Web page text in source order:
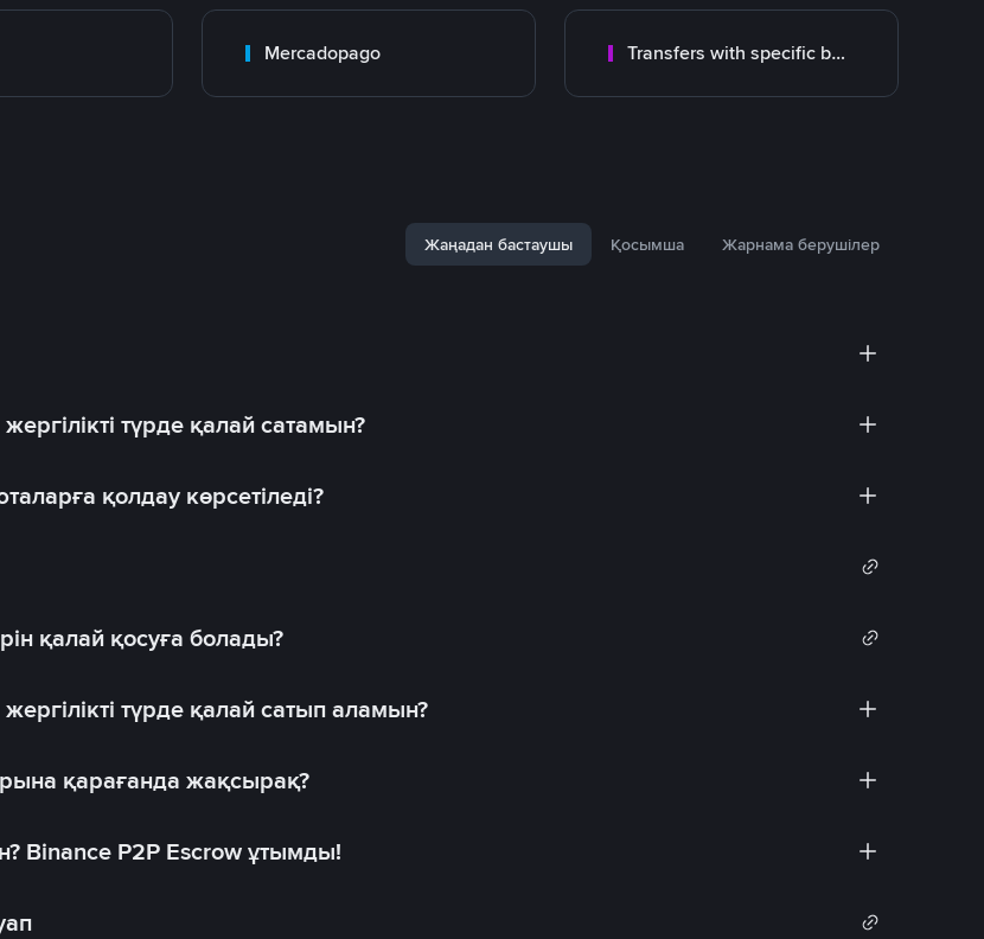
Mercadopago Transfers with specific bank
Жаңадан бастаушы Қосымша Жарнама берушілер
түрде қалай сатамын?
қолдау көрсетіледі?
қалай қосуға болады?
түрде қалай сатып аламын?
қарағанда жақсырақ?
Binance P2P Escrow ұтымды!